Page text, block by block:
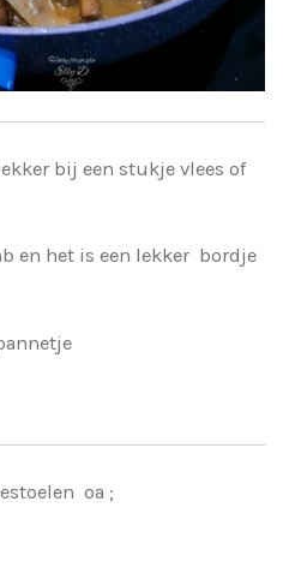
bij een stukje vlees of
en het is een lekker bordje
oa ;